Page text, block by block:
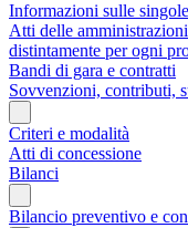
Informazioni sulle
Atti delle
distintamente per ogni
Bandi di gara e contratti
Sovvenzioni, contributi,
Criteri e modalità
Atti di concessione
Bilanci
Bilancio preventivo e